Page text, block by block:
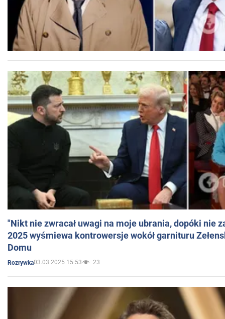
"Nikt nie zwracał uwagi na moje ubrania, dopóki nie
2025 wyśmiewa kontrowersje wokół garnituru
Domu
Rozrywka03.03.2025 15:53 23